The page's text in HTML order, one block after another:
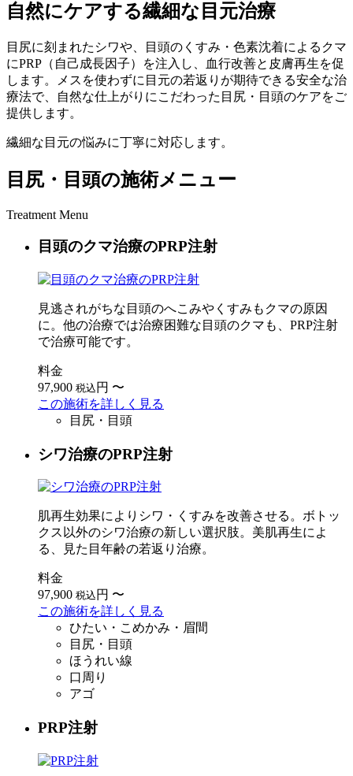
自然にケアする繊細な目元治療
目尻に刻まれたシワや、目頭のくすみ・色素沈着によるクマ
にPRP（自己成長因子）を注入し、血行改善と皮膚再生を促
します。メスを使わずに目元の若返りが期待できる安全な治
療法で、自然な仕上がりにこだわった目尻・目頭のケアをご
提供します。
繊細な目元の悩みに丁寧に対応します。
目尻・目頭の施術メニュー
Treatment Menu
目頭のクマ治療のPRP注射
見逃されがちな目頭のへこみやくすみもクマの原因
に。他の治療では治療困難な目頭のクマも、PRP注射
で治療可能です。
料金
97,900 税込 円 〜
この施術を詳しく見る
目尻・目頭
シワ治療のPRP注射
肌再生効果によりシワ・くすみを改善させる。ボトッ
クス以外のシワ治療の新しい選択肢。美肌再生によ
る、見た目年齢の若返り治療。
料金
97,900 税込 円 〜
この施術を詳しく見る
ひたい・こめかみ・眉間
目尻・目頭
ほうれい線
口周り
アゴ
PRP注射